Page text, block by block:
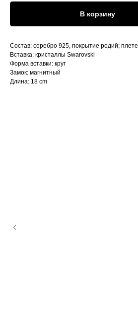
В корзину
Состав: серебро 925, покрытие родий;
Вставка: кристаллы Swarovski
Форма вставки: круг
Замок: магнитный
Длина: 18 cm